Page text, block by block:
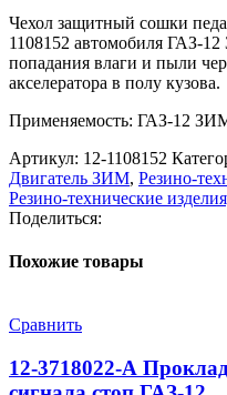
Чехол защитный сошки
1108152 автомобиля ГАЗ-
попадания влаги и пыли
акселератора в полу кузова.
Применяемость: ГАЗ-12
Артикул: 12-1108152
Двигатель ЗИМ, Резино-
Резино-технические
Поделиться:
Похожие товары
Сравнить
12-3718022-А